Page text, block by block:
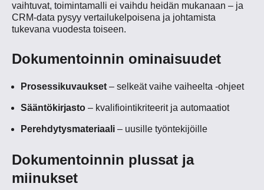
vaihtuvat, toimintamalli ei vaihdu heidän mukanaan – ja
CRM-data pysyy vertailukelpoisena ja johtamista
tukevana vuodesta toiseen.
Dokumentoinnin ominaisuudet
Prosessikuvaukset – selkeät vaihe vaiheelta -ohjeet
Sääntökirjasto – kvalifiointikriteerit ja automaatiot
Perehdytysmateriaali – uusille työntekijöille
Dokumentoinnin plussat ja
miinukset